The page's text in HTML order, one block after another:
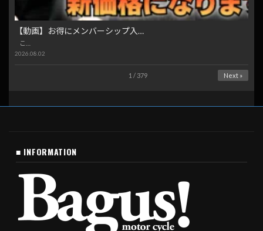
【動画】お得にメンバーシップ入…
こ…
2026.08.02
1 / 379 Next »
■ INFORMATION